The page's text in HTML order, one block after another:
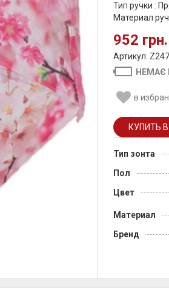
Тип ручки :
Материал
952 грн.
Артикул:
НЕМАЄ
в
Тип зонта
Пол
Цвет
Материал
Бренд